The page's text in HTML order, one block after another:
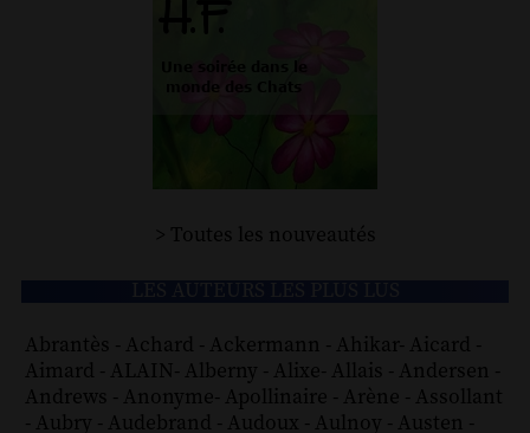
> Toutes les nouveautés
Abrantès - Achard - Ackermann - Ahikar- Aicard -
Aimard - ALAIN- Alberny - Alixe- Allais - Andersen -
Andrews - Anonyme- Apollinaire - Arène - Assollant
- Aubry - Audebrand - Audoux - Aulnoy - Austen -